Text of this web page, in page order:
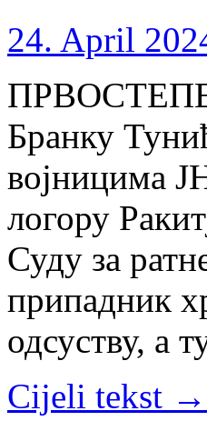
24. April
Бранку
војницима
логору
Суду за
припадник
одсуству, а
Cijeli tekst →